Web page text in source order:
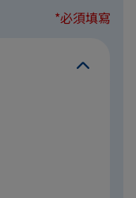
*必須填寫